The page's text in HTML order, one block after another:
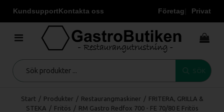
KundsupportKontakta oss Företag Privat
Start / Produkter / Restaurangmaskiner / FRITERA, GRILLA &
STEKA / Fritös / RM Gastro Redfox 700 - FE 70/80 E Fritös